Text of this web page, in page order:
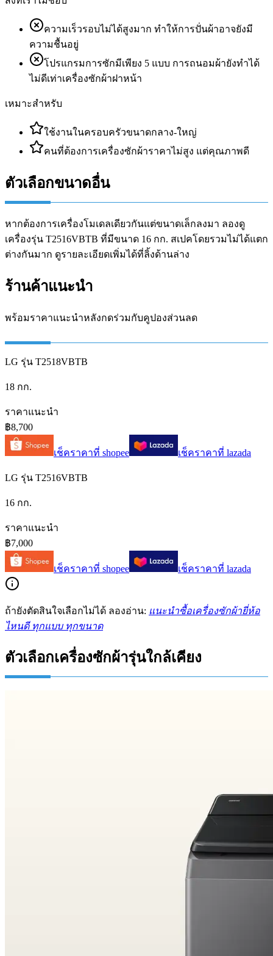
ความเร็วรอบไม่ได้สูงมาก ทำให้การปั่นผ้าอาจยังมี
ความชื้นอยู่
โปรแกรมการซักมีเพียง 5 แบบ การถนอมผ้ายังทำได้
ไม่ดีเท่าเครื่องซักผ้าฝาหน้า
เหมาะสำหรับ
ใช้งานในครอบครัวขนาดกลาง-ใหญ่
คนที่ต้องการเครื่องซักผ้าราคาไม่สูง แต่คุณภาพดี
ตัวเลือกขนาดอื่น
หากต้องการเครื่องโมเดลเดียวกันแต่ขนาดเล็กลงมา ลองดู
เครื่องรุ่น T2516VBTB ที่มีขนาด 16 กก. สเปคโดยรวมไม่ได้แตก
ต่างกันมาก ดูรายละเอียดเพิ่มได้ที่ลิ้งด้านล่าง
ร้านค้าแนะนำ
พร้อมราคาแนะนำหลังกดร่วมกับคูปองส่วนลด
LG รุ่น T2518VBTB
18 กก.
ราคาแนะนำ
฿8,700
เช็คราคาที่ shopee เช็คราคาที่ lazada
LG รุ่น T2516VBTB
16 กก.
ราคาแนะนำ
฿7,000
เช็คราคาที่ shopee เช็คราคาที่ lazada
ถ้ายังตัดสินใจเลือกไม่ได้ ลองอ่าน: แนะนำซื้อเครื่องซักผ้ายี่ห้อ
ไหนดี ทุกแบบ ทุกขนาด
ตัวเลือกเครื่องซักผ้ารุ่นใกล้เคียง